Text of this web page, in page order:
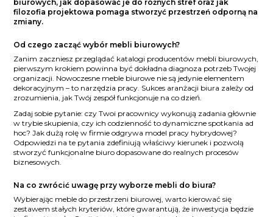
biurowych, jak dopasować je do różnych stref oraz jak
filozofia projektowa pomaga stworzyć przestrzeń odporną na
zmiany.
Od czego zacząć wybór mebli biurowych?
Zanim zaczniesz przeglądać katalogi producentów mebli biurowych,
pierwszym krokiem powinna być dokładna diagnoza potrzeb Twojej
organizacji. Nowoczesne meble biurowe nie są jedynie elementem
dekoracyjnym – to narzędzia pracy. Sukces aranżacji biura zależy od
zrozumienia, jak Twój zespół funkcjonuje na co dzień.
Zadaj sobie pytanie: czy Twoi pracownicy wykonują zadania głównie
w trybie skupienia, czy ich codzienność to dynamiczne spotkania ad
hoc? Jak dużą rolę w firmie odgrywa model pracy hybrydowej?
Odpowiedzi na te pytania zdefiniują właściwy kierunek i pozwolą
stworzyć funkcjonalne biuro dopasowane do realnych procesów
biznesowych.
Na co zwrócić uwagę przy wyborze mebli do biura?
Wybierając meble do przestrzeni biurowej, warto kierować się
zestawem stałych kryteriów, które gwarantują, że inwestycja będzie